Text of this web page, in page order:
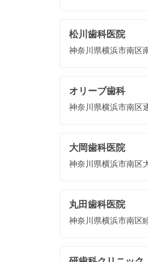
松川歯科医院
神奈川県横浜市南区
オリーブ歯科
神奈川県横浜市南
大岡歯科医院
神奈川県横浜市南区
丸田歯科医院
神奈川県横浜市南区